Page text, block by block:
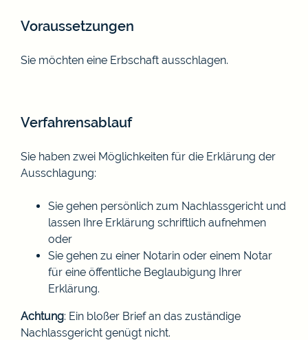
Voraussetzungen
Sie möchten eine Erbschaft ausschlagen.
Verfahrensablauf
Sie haben zwei Möglichkeiten für die Erklärung der
Ausschlagung:
Sie gehen persönlich zum Nachlassgericht und
lassen Ihre Erklärung schriftlich aufnehmen
oder
Sie gehen zu einer Notarin oder einem Notar
für eine öffentliche Beglaubigung Ihrer
Erklärung.
Achtung: Ein bloßer Brief an das zuständige
Nachlassgericht genügt nicht.